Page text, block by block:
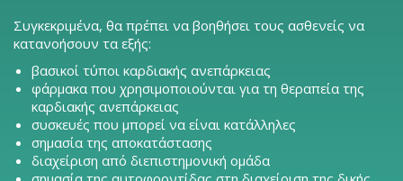
Συγκεκριμένα, θα πρέπει να βοηθήσει τους ασθενείς να
κατανοήσουν τα εξής:
βασικοί τύποι καρδιακής ανεπάρκειας
φάρμακα που χρησιμοποιούνται για τη θεραπεία της
καρδιακής ανεπάρκειας
συσκευές που μπορεί να είναι κατάλληλες
σημασία της αποκατάστασης
διαχείριση από διεπιστημονική ομάδα